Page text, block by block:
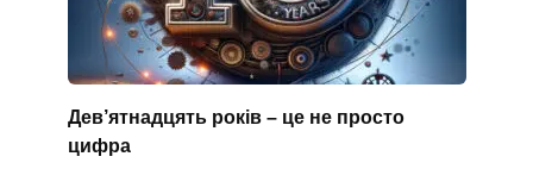
Дев’ятнадцять років – це не просто
цифра